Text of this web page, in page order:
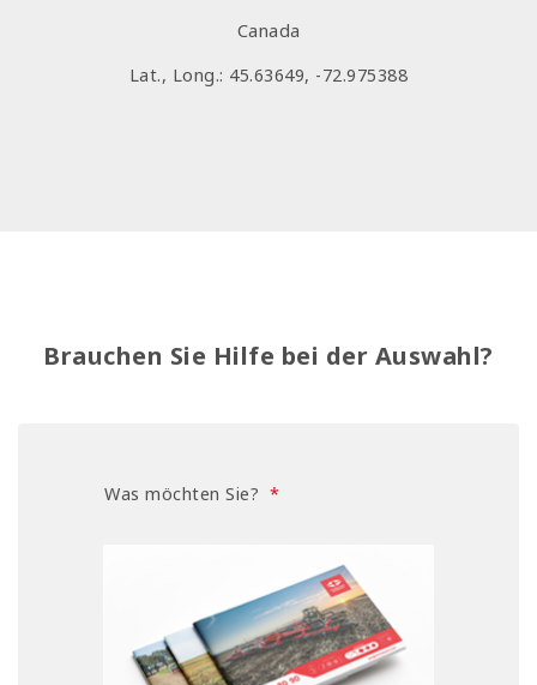
Canada
Lat., Long.: 45.63649, -72.975388
Brauchen Sie Hilfe bei der Auswahl?
Was möchten Sie? *